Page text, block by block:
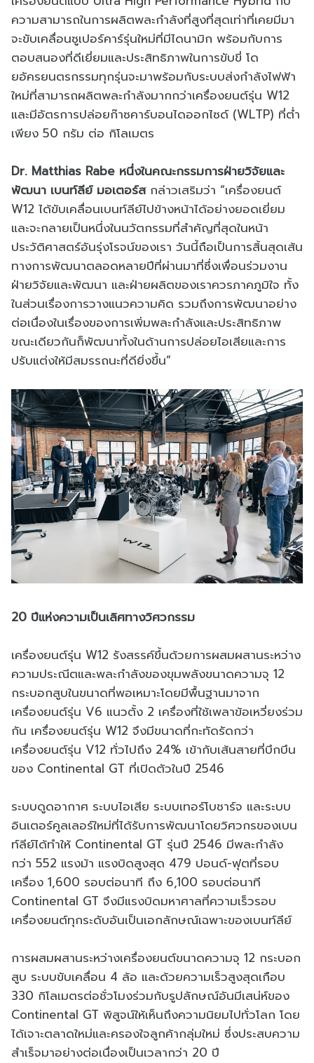
ความสามารถในการผลิตพละกำลังที่สูงที่สุดเท่าที่เคยมีมา
จะขับเคลื่อนซูเปอร์คาร์รุ่นใหม่ที่มีไดนามิก พร้อมกับการ
ตอบสนองที่ดีเยี่ยมและประสิทธิภาพในการขับขี่ โด
ยอัครยนตรกรรมทุกรุ่นจะมาพร้อมกับระบบส่งกำลังไฟฟ้า
ใหม่ที่สามารถผลิตพละกำลังมากกว่าเครื่องยนต์รุ่น W12
และมีอัตรการปล่อยก๊าซคาร์บอนไดออกไซด์ (WLTP) ที่ต่ำ
เพียง 50 กรัม ต่อ กิโลเมตร
Dr. Matthias Rabe หนึ่งในคณะกรรมการฝ่ายวิจัยและ
พัฒนา เบนท์ลีย์ มอเตอร์สกล่าวเสริมว่า “เครื่องยนต์
W12 ได้ขับเคลื่อนเบนท์ลีย์ไปข้างหน้าได้อย่างยอดเยี่ยม
และจะกลายเป็นหนึ่งในนวัตกรรมที่สำคัญที่สุดในหน้า
ประวัติศาสตร์อันรุ่งโรจน์ของเรา วันนี้ถือเป็นการสิ้นสุดเส้น
ทางการพัฒนาตลอดหลายปีที่ผ่านมาที่ซึ่งเพื่อนร่วมงาน
ฝ่ายวิจัยและพัฒนา และฝ่ายผลิตของเราควรภาคภูมิใจ ทั้ง
ในส่วนเรื่องการวางแนวความคิด รวมถึงการพัฒนาอย่าง
ต่อเนื่องในเรื่องของการเพิ่มพละกำลังและประสิทธิภาพ
ขณะเดียวกันก็พัฒนาทั้งในด้านการปล่อยไอเสียและการ
ปรับแต่งให้มีสมรรถนะที่ดียิ่งขึ้น”
20 ปีแห่งความเป็นเลิศทางวิศวกรรม
เครื่องยนต์รุ่น W12 รังสรรค์ขึ้นด้วยการผสมผสานระหว่าง
ความประณีตและพละกำลังของขุมพลังขนาดความจุ 12
กระบอกสูบในขนาดที่พอเหมาะโดยมีพื้นฐานมาจาก
เครื่องยนต์รุ่น V6 แนวตั้ง 2 เครื่องที่ใช้เพลาข้อเหวี่ยงร่วม
กัน เครื่องยนต์รุ่น W12 จึงมีขนาดที่กะทัดรัดกว่า
เครื่องยนต์รุ่น V12 ทั่วไปถึง 24% เข้ากับเส้นสายที่บึกบึน
ของ Continental GT ที่เปิดตัวในปี 2546
ระบบดูดอากาศ ระบบไอเสีย ระบบเทอร์โบชาร์จ และระบบ
อินเตอร์คูลเลอร์ใหม่ที่ได้รับการพัฒนาโดยวิศวกรของเบน
ท์ลีย์ได้ทำให้ Continental GT รุ่นปี 2546 มีพละกำลัง
กว่า 552 แรงม้า แรงบิดสูงสุด 479 ปอนด์-ฟุตที่รอบ
เครื่อง 1,600 รอบต่อนาที ถึง 6,100 รอบต่อนาที
Continental GT จึงมีแรงบิดมหาศาลที่ความเร็วรอบ
เครื่องยนต์ทุกระดับอันเป็นเอกลักษณ์เฉพาะของเบนท์ลีย์
การผสมผสานระหว่างเครื่องยนต์ขนาดความจุ 12 กระบอก
สูบ ระบบขับเคลื่อน 4 ล้อ และด้วยความเร็วสูงสุดเกือบ
330 กิโลเมตรต่อชั่วโมงร่วมกับรูปลักษณ์อันมีเสน่ห์ของ
Continental GT พิสูจน์ให้เห็นถึงความนิยมไปทั่วโลก โดย
ได้เจาะตลาดใหม่และครองใจลูกค้ากลุ่มใหม่ ซึ่งประสบความ
สำเร็จมาอย่างต่อเนื่องเป็นเวลากว่า 20 ปี